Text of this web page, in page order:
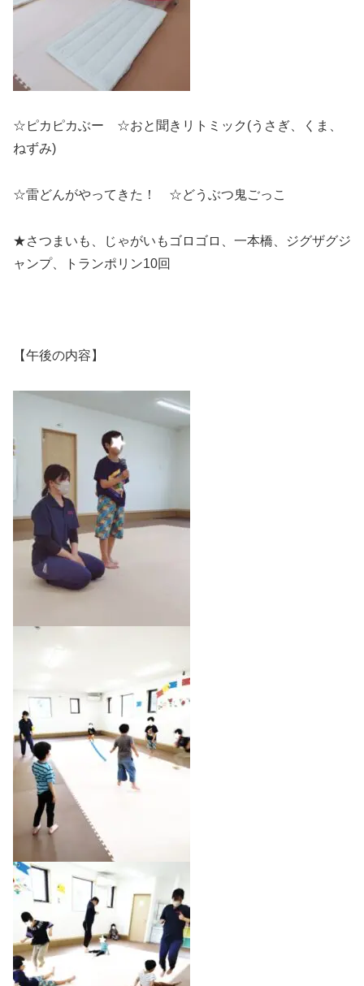
☆ピカピカぶー ☆おと聞きリトミック(うさぎ、くま、
ねずみ)
☆雷どんがやってきた！ ☆どうぶつ鬼ごっこ
★さつまいも、じゃがいもゴロゴロ、一本橋、ジグザグジ
ャンプ、トランポリン10回
【午後の内容】